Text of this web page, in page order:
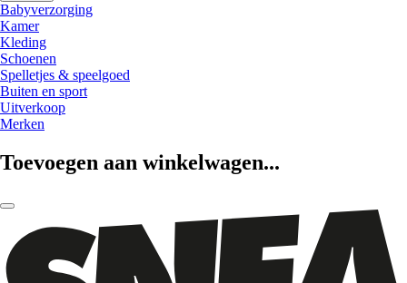
Babyverzorging
Kamer
Kleding
Schoenen
Spelletjes & speelgoed
Buiten en sport
Uitverkoop
Merken
Toevoegen aan winkelwagen...